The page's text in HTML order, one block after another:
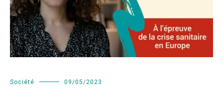
Société 09/05/2023